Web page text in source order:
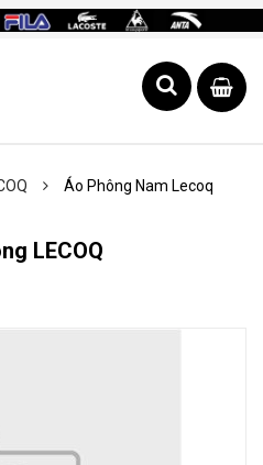
Áo Phông Nam Lecoq
LECOQ